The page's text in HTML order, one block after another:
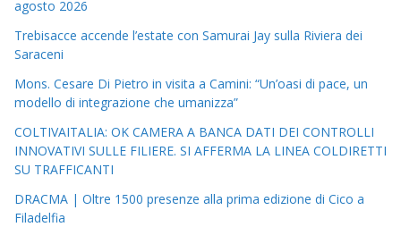
agosto 2026
Trebisacce accende l’estate con Samurai Jay sulla Riviera dei
Saraceni
Mons. Cesare Di Pietro in visita a Camini: “Un’oasi di pace, un
modello di integrazione che umanizza”
COLTIVAITALIA: OK CAMERA A BANCA DATI DEI CONTROLLI
INNOVATIVI SULLE FILIERE. SI AFFERMA LA LINEA COLDIRETTI
SU TRAFFICANTI
DRACMA | Oltre 1500 presenze alla prima edizione di Cico a
Filadelfia